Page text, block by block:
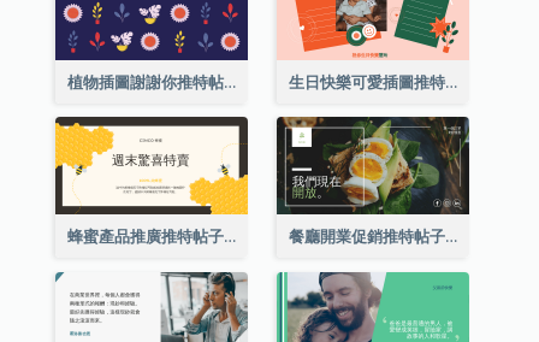
植物插圖謝謝你推特帖子 生日快樂可愛插圖推特帖子
蜂蜜產品推廣推特帖子 餐廳開業促銷推特帖子